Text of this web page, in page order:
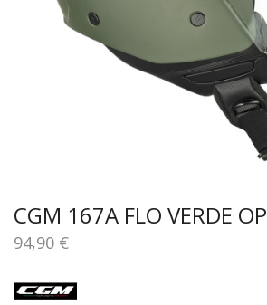
CGM 167A FLO VERDE
94,90 €